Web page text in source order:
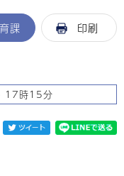
課 印刷
17時15分